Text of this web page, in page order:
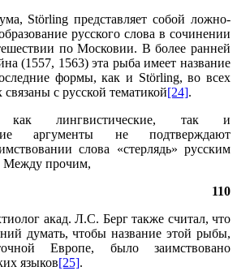
Störling представляет собой ложно-
русского слова в сочинении
по Московии. В более ранней
(1557, 1563) эта рыба имеет название
формы, как и Störling, во всех
с русской тематикой[24].
как лингвистические, так и
аргументы не подтверждают
слова «стерлядь» русским
Между прочим,
110
акад. Л.С. Берг также считал, что
думать, чтобы название этой рыбы,
Европе, было заимствовано
языков[25].